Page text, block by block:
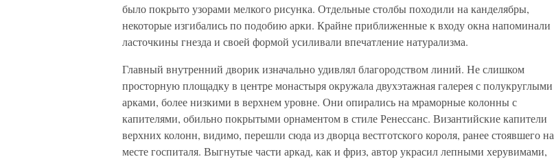
было покрыто узорами мелкого рисунка. Отдельные столбы походили на канделябры,
некоторые изгибались по подобию арки. Крайне приближенные к входу окна напоминали
ласточкины гнезда и своей формой усиливали впечатление натурализма.
Главный внутренний дворик изначально удивлял благородством линий. Не слишком
просторную площадку в центре монастыря окружала двухэтажная галерея с полукруглыми
арками, более низкими в верхнем уровне. Они опирались на мраморные колонны с
капителями, обильно покрытыми орнаментом в стиле Ренессанс. Византийские капители
верхних колонн, видимо, перешли сюда из дворца вестготского короля, ранее стоявшего на
месте госпиталя. Выгнутые части аркад, как и фриз, автор украсил лепными херувимами,